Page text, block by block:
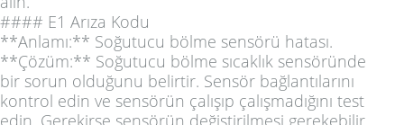
#### E1 Arıza Kodu
**Anlamı:** Soğutucu bölme sensörü hatası.
**Çözüm:** Soğutucu bölme sıcaklık sensöründe
bir sorun olduğunu belirtir. Sensör bağlantılarını
kontrol edin ve sensörün çalışıp çalışmadığını test
edin. Gerekirse sensörün değiştirilmesi gerekebilir.